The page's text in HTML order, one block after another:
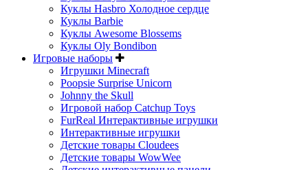
Куклы Hasbro Холодное сердце
Куклы Barbie
Куклы Awesome Blossems
Куклы Oly Bondibon
Игровые наборы
Игрушки Minecraft
Poopsie Surprise Unicorn
Johnny the Skull
Игровой набор Catchup Toys
FurReal Интерактивные игрушки
Интерактивные игрушки
Детские товары Cloudees
Детские товары WowWee